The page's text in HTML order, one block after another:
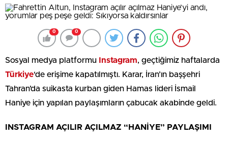
0 0
Sosyal medya platformu Instagram, geçtiğimiz haftalarda
Türkiye‘de erişime kapatılmıştı. Karar, İran’ın başşehri
Tahran’da suikasta kurban giden Hamas lideri İsmail
Haniye için yapılan paylaşımların çabucak akabinde geldi.
INSTAGRAM AÇILIR AÇILMAZ “HANİYE” PAYLAŞIMI